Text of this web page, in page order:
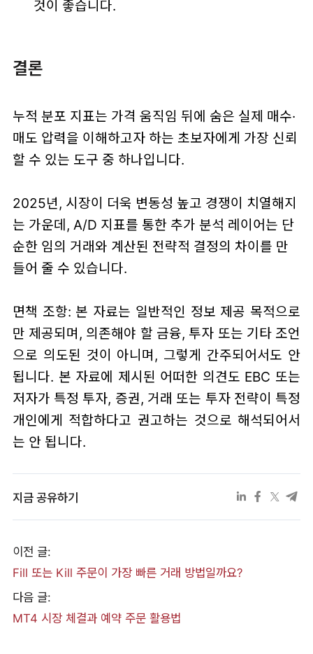
것이 좋습니다.
결론
누적 분포 지표는 가격 움직임 뒤에 숨은 실제 매수·
매도 압력을 이해하고자 하는 초보자에게 가장 신뢰
할 수 있는 도구 중 하나입니다.
2025년, 시장이 더욱 변동성 높고 경쟁이 치열해지
는 가운데, A/D 지표를 통한 추가 분석 레이어는 단
순한 임의 거래와 계산된 전략적 결정의 차이를 만
들어 줄 수 있습니다.
면책 조항: 본 자료는 일반적인 정보 제공 목적으로
만 제공되며, 의존해야 할 금융, 투자 또는 기타 조언
으로 의도된 것이 아니며, 그렇게 간주되어서도 안
됩니다. 본 자료에 제시된 어떠한 의견도 EBC 또는
저자가 특정 투자, 증권, 거래 또는 투자 전략이 특정
개인에게 적합하다고 권고하는 것으로 해석되어서
는 안 됩니다.
지금 공유하기
이전 글:
Fill 또는 Kill 주문이 가장 빠른 거래 방법일까요?
다음 글:
MT4 시장 체결과 예약 주문 활용법